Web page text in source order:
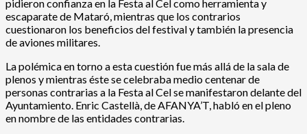
pidieron confianza en la Festa al Cel como herramienta y
escaparate de Mataró, mientras que los contrarios
cuestionaron los beneficios del festival y también la presencia
de aviones militares.
La polémica en torno a esta cuestión fue más allá de la sala de
plenos y mientras éste se celebraba medio centenar de
personas contrarias a la Festa al Cel se manifestaron delante del
Ayuntamiento. Enric Castellà, de AFANYA’T, habló en el pleno
en nombre de las entidades contrarias.